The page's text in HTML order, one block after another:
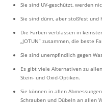
Sie sind UV-geschützt, werden
Sie sind dünn, aber stoßfest und
Die Farben verblassen in
„JOTUN” zusammen, die
Sie sind unempfindlich gegen
Es gibt viele Alternativen zu
Stein- und Oxid-Optiken.
Sie können in allen
Schrauben und Dübeln an allen